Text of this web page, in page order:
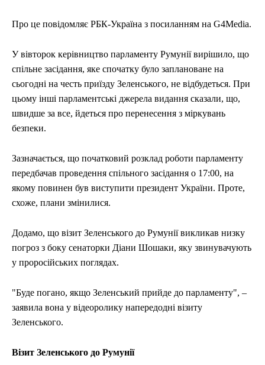
Про це повідомляє РБК-Україна з посиланням на G4Media.
У вівторок керівництво парламенту Румунії вирішило, що
спільне засідання, яке спочатку було заплановане на
сьогодні на честь приїзду Зеленського, не відбудеться. При
цьому інші парламентські джерела видання сказали, що,
швидше за все, йдеться про перенесення з міркувань
безпеки.
Зазначається, що початковий розклад роботи парламенту
передбачав проведення спільного засідання о 17:00, на
якому повинен був виступити президент України. Проте,
схоже, плани змінилися.
Додамо, що візит Зеленського до Румунії викликав низку
погроз з боку сенаторки Діани Шошаки, яку звинувачують
у проросійських поглядах.
"Буде погано, якщо Зеленський прийде до парламенту", –
заявила вона у відеоролику напередодні візиту
Зеленського.
Візит Зеленського до Румунії